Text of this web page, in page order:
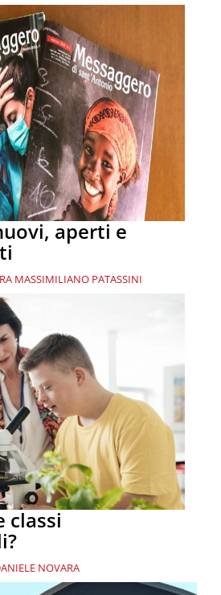
aperti e
MASSIMILIANO PATASSINI
classi
NOVARA